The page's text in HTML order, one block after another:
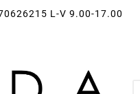
L-V 9.00-17.00